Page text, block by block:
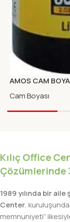
AMOS CAM
Cam Boyası
Kılıç Office
Çözümlerinde
1989 yılında bir
Center,
memnuniyeti”